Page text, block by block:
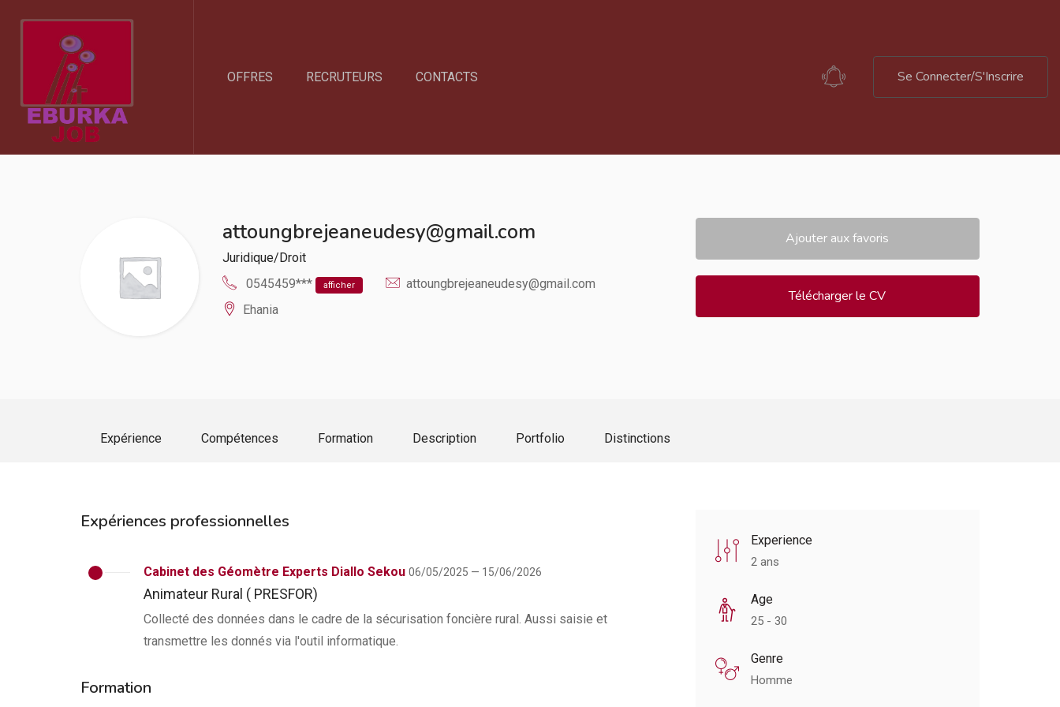
OFFRES RECRUTEURS CONTACTS Se Connecter/S'Inscrire
attoungbrejeaneudesy@gmail.com
Juridique/Droit
0545459***
afficher
attoungbrejeaneudesy@gmail.com
Ehania
Ajouter aux favoris
Télécharger le CV
Expérience Compétences Formation Description Portfolio Distinctions
Expériences professionnelles
Cabinet des Géomètre Experts Diallo Sekou 06/05/2025 — 15/06/2026
Animateur Rural ( PRESFOR)
Collecté des données dans le cadre de la sécurisation foncière rural. Aussi saisie et
transmettre les donnés via l'outil informatique.
Formation
Experience
2 ans
Age
25 - 30
Genre
Homme